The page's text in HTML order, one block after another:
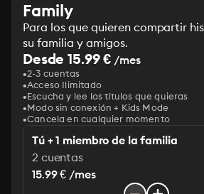
Family
Para los que quieren compartir
su familia y amigos.
Desde 15.99 € /mes
2-3 cuentas
Acceso Ilimitado
Escucha y lee los títulos que quieras
Modo sin conexión + Kids Mode
Cancela en cualquier momento
Tú + 1 miembro de la familia
2 cuentas
15.99 € /mes